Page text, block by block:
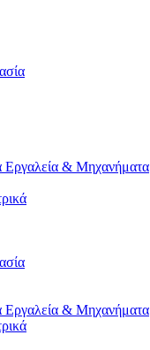
Εργαλεία & Μηχανήματα
Εργαλεία & Μηχανήματα